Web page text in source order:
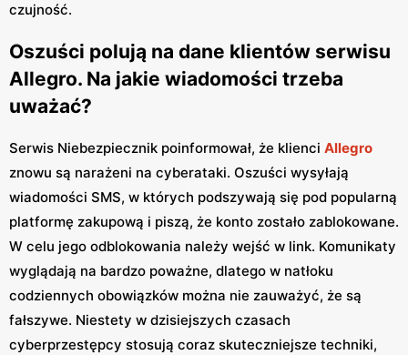
czujność.
Oszuści polują na dane klientów serwisu
Allegro. Na jakie wiadomości trzeba
uważać?
Serwis Niebezpiecznik poinformował, że klienci Allegro
znowu są narażeni na cyberataki. Oszuści wysyłają
wiadomości SMS, w których podszywają się pod popularną
platformę zakupową i piszą, że konto zostało zablokowane.
W celu jego odblokowania należy wejść w link. Komunikaty
wyglądają na bardzo poważne, dlatego w natłoku
codziennych obowiązków można nie zauważyć, że są
fałszywe. Niestety w dzisiejszych czasach
cyberprzestępcy stosują coraz skuteczniejsze techniki,